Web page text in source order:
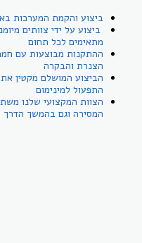
ביצוע והקמת המערכות
ביצוע על ידי צוותים
מתאימים לכל תחום
ההתקנות מבוצעות עם
הצנרת והבקרה
הביצוע המושלם מקטין
התפעול למינימום
הצוות המקצועי שלנו
המסירה וגם בהמשך הדרך